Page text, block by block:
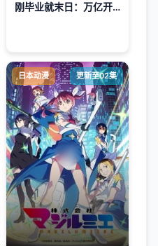
刚毕业就末日：万亿开局当神豪动态漫画
日本动漫 更新至02集